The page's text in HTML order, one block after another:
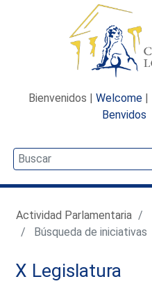
Bienvenidos | Welcome |
Benvidos
Actividad Parlamentaria
Búsqueda de iniciativas
X Legislatura